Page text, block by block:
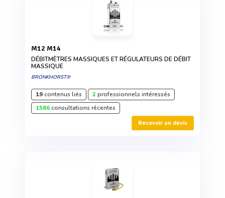
M12 M14
DÉBITMÈTRES MASSIQUES ET RÉGULATEURS DE DÉBIT
MASSIQUE
BRONKHORST®
19contenus liés 2professionnels intéressés
1586consultations récentes
Recevoir un devis